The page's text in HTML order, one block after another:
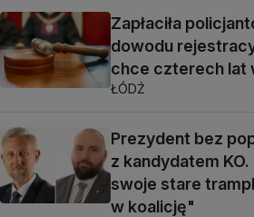
Zapłaciła
dowodu
chce czterech lat
ŁÓDŹ
Prezydent bez
z kandydatem
swoje stare
w koalicję"